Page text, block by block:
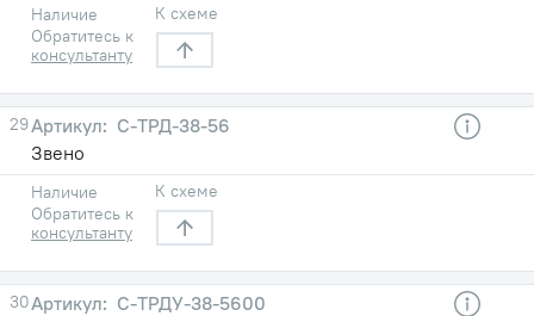
Наличие
Обратитесь к
консультанту
К схеме
29
С-ТРД-38-56
Звено
Наличие
Обратитесь к
консультанту
К схеме
30
С-ТРДУ-38-5600